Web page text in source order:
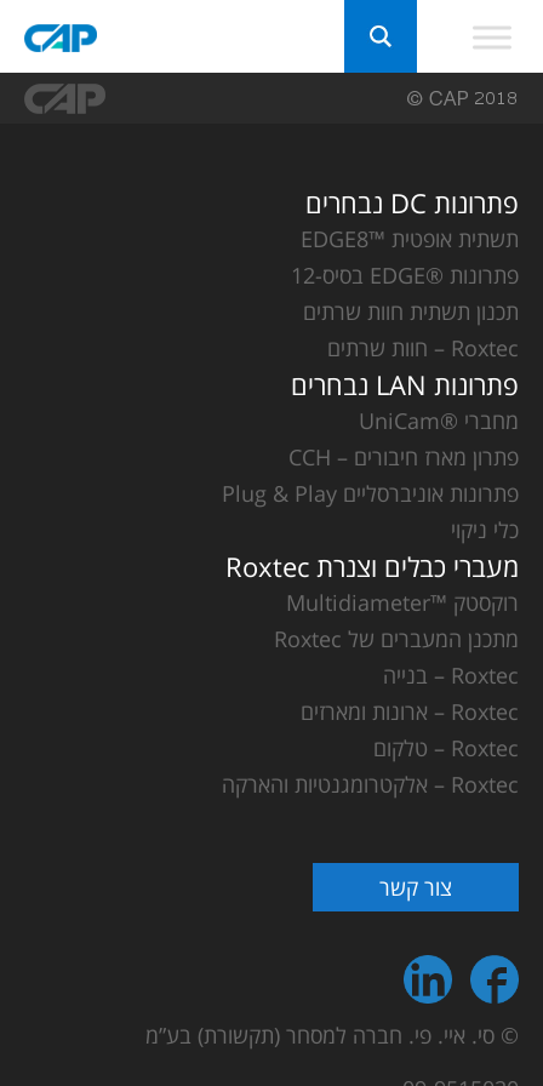
פתרונות DC נבחרים
תשתית אופטית ™EDGE8
פתרונות ®EDGE בסיס-12
תכנון תשתית חוות שרתים
Roxtec – חוות שרתים
פתרונות LAN נבחרים
מחברי ®UniCam
פתרון מארז חיבורים – CCH
פתרונות אוניברסליים Plug & Play
כלי ניקוי
מעברי כבלים וצנרת Roxtec
רוקסטק ™Multidiameter
מתכנן המעברים של Roxtec
Roxtec – בנייה
Roxtec – ארונות ומארזים
Roxtec – טלקום
Roxtec – אלקטרומגנטיות והארקה
צור קשר
© סי. איי. פי. חברה למסחר (תקשורת) בע”מ